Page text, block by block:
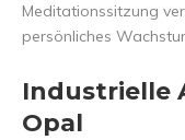
Meditationssitzung
persönliches
Industrielle
Opal